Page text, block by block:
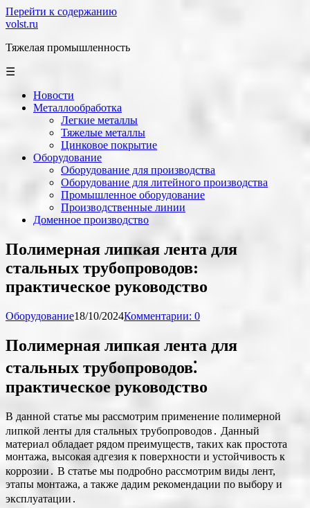
Перейти к содержанию
volst.ru
Тяжелая промышленность
☰
Новости
Металлообработка
Легкие металлы
Тяжелые металлы
Цинковое покрытие
Оборудование
Оборудование для производства
Оборудование для литейного производства
Промышленное оборудование
Производственные линии
Доменное производство
Полимерная липкая лента для
стальных трубопроводов:
практическое руководство
Оборудование18/10/2024Комментарии: 0
Полимерная липкая лента для
стальных трубопроводов⁚
практическое руководство
В данной статье мы рассмотрим применение полимерной
липкой ленты для стальных трубопроводов․ Данный
материал обладает рядом преимуществ, таких как простота
монтажа, высокая адгезия к поверхности и устойчивость к
коррозии․ В статье мы подробно рассмотрим виды лент,
этапы монтажа, а также дадим рекомендации по выбору и
эксплуатации․